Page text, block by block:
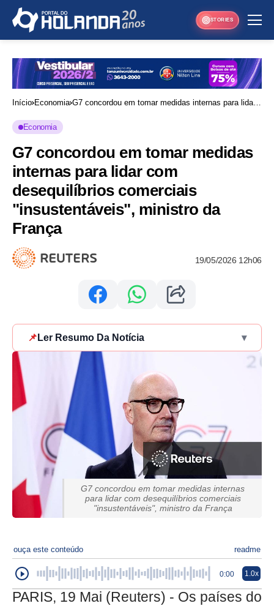
STORIES
Início Economia G7 concordou em tomar medidas internas para lidar
Economia
G7 concordou em tomar medidas
internas para lidar com
desequilíbrios comerciais
"insustentáveis", ministro da
França
19/05/2026 12h06
📌 Ler Resumo Da Notícia ▾
G7 concordou em tomar medidas internas
para lidar com desequilíbrios comerciais
"insustentáveis", ministro da França
ouça este conteúdo readme
0:00 1.0x
PARIS, 19 Mai (Reuters) - Os países do